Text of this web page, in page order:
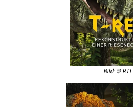
Bild: © RTL